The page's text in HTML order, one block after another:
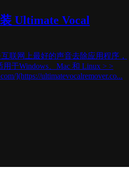
Ultimate Vocal
互联网上最好的声音去除应用程序，
于Windows、Mac 和 Linux > >
](https://ultimatevocalremover.co...